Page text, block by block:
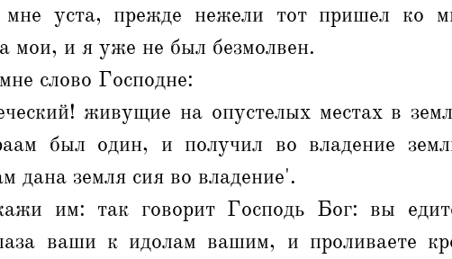
уста, прежде нежели тот пришел ко
мои, и я уже не был безмолвен.
слово Господне:
живущие на опустелых местах в
был один, и получил во владение
дана земля сия во владение'.
им: так говорит Господь Бог: вы
ваши к идолам вашим, и проливаете